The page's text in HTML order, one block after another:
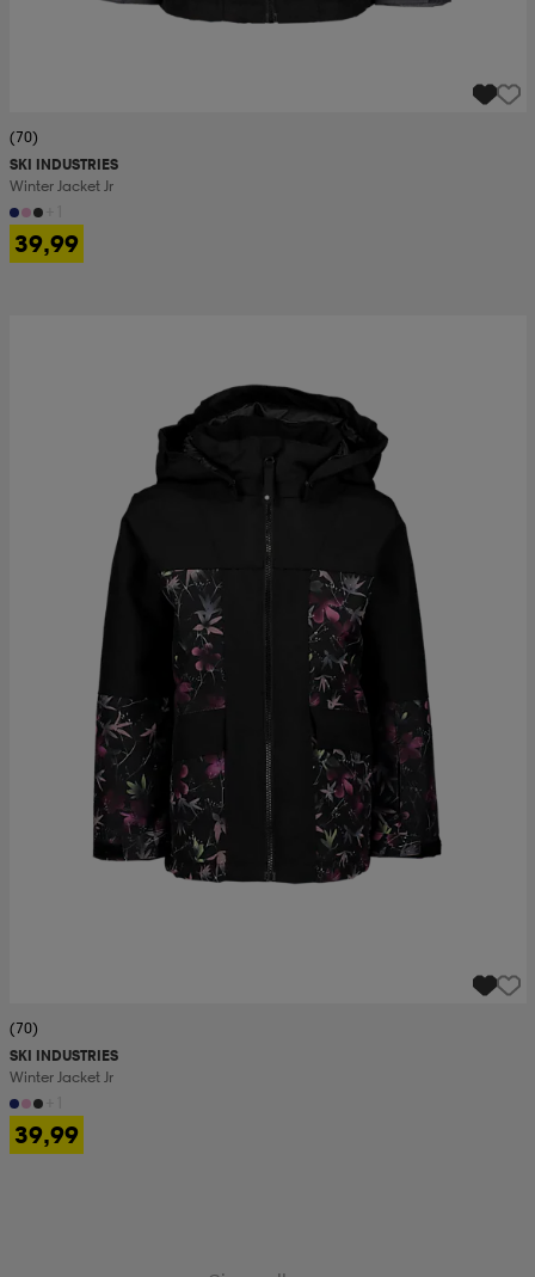
(70)
SKI INDUSTRIES
Winter Jacket Jr
39,99
(70)
SKI INDUSTRIES
Winter Jacket Jr
39,99